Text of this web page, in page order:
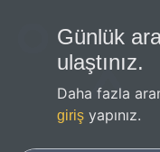
Günlük
ulaştınız.
Daha fazla
giriş yapınız.